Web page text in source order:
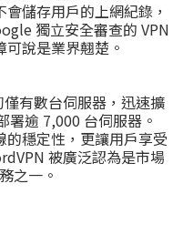
儲存用戶的上網紀錄，
獨立安全審查的 VPN
說是業界翹楚。
僅有數台伺服器，迅速擴
署逾 7,000 台伺服器。
穩定性，更讓用戶享受
被廣泛認為是市場
之一。